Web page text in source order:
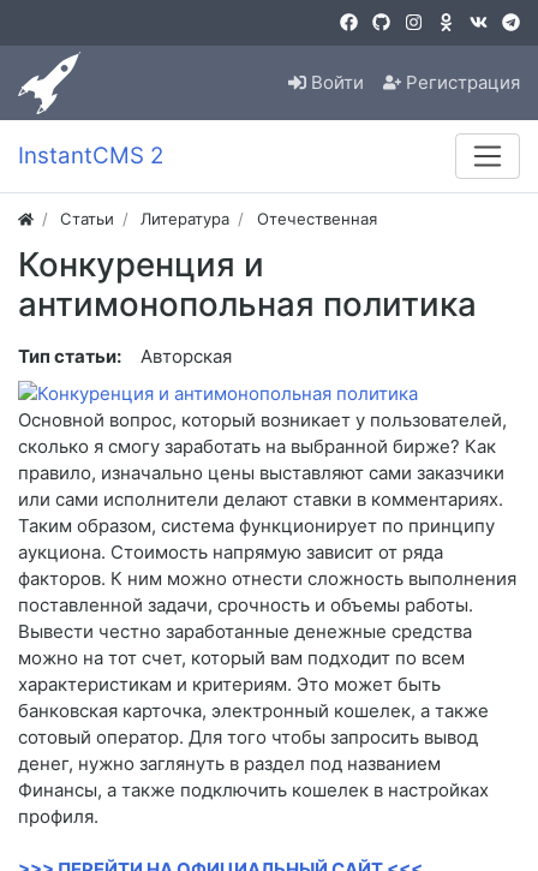
Войти Регистрация
InstantCMS 2
Статьи Литература Отечественная
Конкуренция и
антимонопольная политика
Тип статьи: Авторская
Основной вопрос, который возникает у пользователей,
сколько я смогу заработать на выбранной бирже? Как
правило, изначально цены выставляют сами заказчики
или сами исполнители делают ставки в комментариях.
Таким образом, система функционирует по принципу
аукциона. Стоимость напрямую зависит от ряда
факторов. К ним можно отнести сложность выполнения
поставленной задачи, срочность и объемы работы.
Вывести честно заработанные денежные средства
можно на тот счет, который вам подходит по всем
характеристикам и критериям. Это может быть
банковская карточка, электронный кошелек, а также
сотовый оператор. Для того чтобы запросить вывод
денег, нужно заглянуть в раздел под названием
Финансы, а также подключить кошелек в настройках
профиля.